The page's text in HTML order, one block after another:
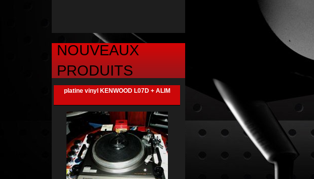
NOUVEAUX
PRODUITS
platine vinyl KENWOOD L07D + ALIM